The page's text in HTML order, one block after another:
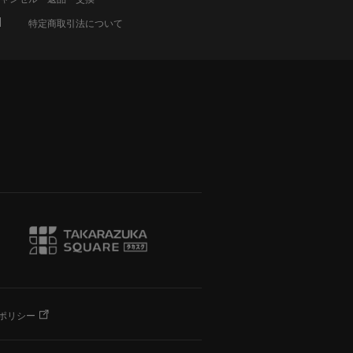
特定商取引法について
リシー